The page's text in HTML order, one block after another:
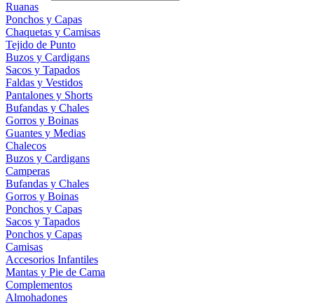
Ruanas
Ponchos y Capas
Chaquetas y Camisas
Tejido de Punto
Buzos y Cardigans
Sacos y Tapados
Faldas y Vestidos
Pantalones y Shorts
Bufandas y Chales
Gorros y Boinas
Guantes y Medias
Chalecos
Buzos y Cardigans
Camperas
Bufandas y Chales
Gorros y Boinas
Ponchos y Capas
Sacos y Tapados
Ponchos y Capas
Camisas
Accesorios Infantiles
Mantas y Pie de Cama
Complementos
Almohadones